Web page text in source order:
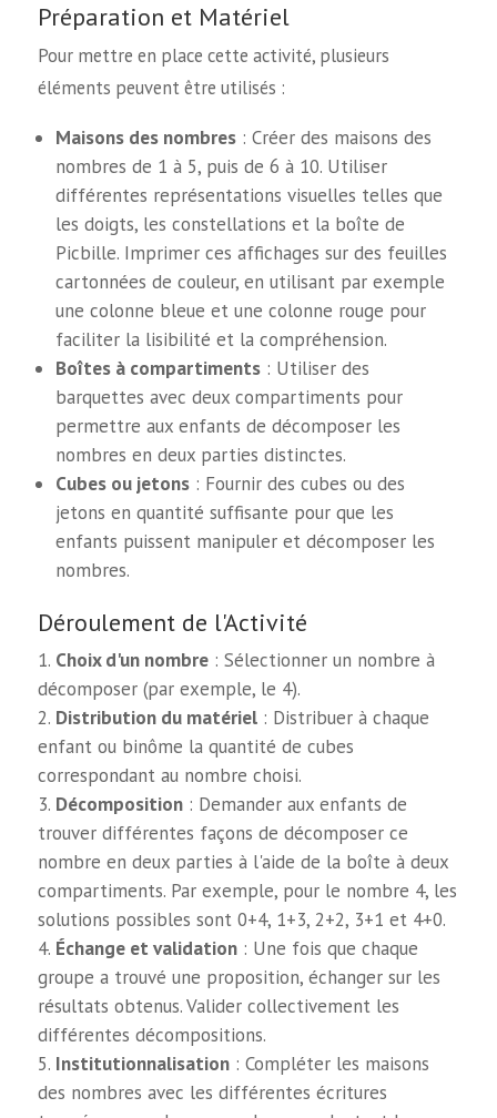
Préparation et Matériel
Pour mettre en place cette activité, plusieurs
éléments peuvent être utilisés :
Maisons des nombres : Créer des maisons des
nombres de 1 à 5, puis de 6 à 10. Utiliser
différentes représentations visuelles telles que
les doigts, les constellations et la boîte de
Picbille. Imprimer ces affichages sur des feuilles
cartonnées de couleur, en utilisant par exemple
une colonne bleue et une colonne rouge pour
faciliter la lisibilité et la compréhension.
Boîtes à compartiments : Utiliser des
barquettes avec deux compartiments pour
permettre aux enfants de décomposer les
nombres en deux parties distinctes.
Cubes ou jetons : Fournir des cubes ou des
jetons en quantité suffisante pour que les
enfants puissent manipuler et décomposer les
nombres.
Déroulement de l'Activité
Choix d'un nombre: Sélectionner un nombre à
décomposer (par exemple, le 4).
Distribution du matériel: Distribuer à chaque
enfant ou binôme la quantité de cubes
correspondant au nombre choisi.
Décomposition: Demander aux enfants de
trouver différentes façons de décomposer ce
nombre en deux parties à l'aide de la boîte à deux
compartiments. Par exemple, pour le nombre 4, les
solutions possibles sont 0+4, 1+3, 2+2, 3+1 et 4+0.
Échange et validation: Une fois que chaque
groupe a trouvé une proposition, échanger sur les
résultats obtenus. Valider collectivement les
différentes décompositions.
Institutionnalisation: Compléter les maisons
des nombres avec les différentes écritures